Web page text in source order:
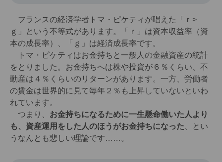
フランスの経済学者トマ・ピケティが唱えた「ｒ>
ｇ」という不等式があります。「ｒ」は資本収益率（資
本の成長率）、「ｇ」は経済成長率です。
トマ・ピケティはお金持ちと一般人の金融資産の統計
をとりました。お金持ちへは株や投資が６％くらい、不
動産は４％くらいのリターンがあります。一方、労働者
の賃金は世界的に見て毎年２％も上昇していないといわ
れています。
つまり、 お金持ちになるために一生懸命働いた人より
も、資産運用をした人のほうがお金持ちになった 、とい
うなんとも悲しい理論です……。